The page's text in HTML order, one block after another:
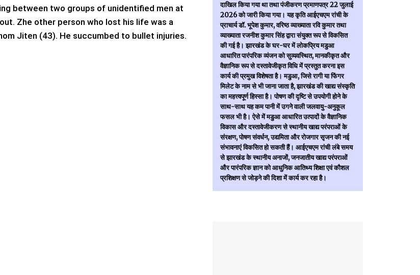
between two groups of unidentified men at
Zhe other person who lost his life was a
Jiten (43). He succumbed to bullet injuries.
दाखिल किया गया था तथा पंजीकरण प्रमाणपत्र 22 जुलाई
2026 को जारी किया गया। यह कृति आईएचएम रांची के
प्राचार्य डॉ. भूपेश कुमार, वरिष्ठ व्याख्याता रवि कुमार तथा
व्याख्याता रजनीश कुमार सिंह द्वारा संयुक्त रूप से विकसित
की गई है। झारखंड के घर-घर में लोकप्रिय मडुआ
आधारित पारंपरिक व्यंजन को सुव्यवस्थित, मानकीकृत और
वैज्ञानिक रूप से दस्तावेजीकृत विधि में प्रस्तुत करना इस
कार्य की प्रमुख विशेषता है। मडुआ, जिसे रागी या फिंगर
मिलेट के नाम से भी जाना जाता है, झारखंड की खाद्य संस्कृति
का महत्त्वपूर्ण हिस्सा है। पोषण की दृष्टि से उपयोगी होने के
साथ-साथ यह कम पानी में उगने वाली जलवायु-अनुकूल
फसल भी है। ऐसे में मडुआ आधारित उत्पादों के वैज्ञानिक
विकास और दस्तावेजीकरण से स्थानीय खाद्य परंपराओं के
संरक्षण, पोषण संवर्धन, उद्यमिता और रोजगार सृजन की नई
संभावनाएं विकसित हो सकती हैं। आईएचएम रांची लंबे समय
से झारखंड के स्थानीय अनाजों, जनजातीय खाद्य परंपराओं
और पारंपरिक ज्ञान को आधुनिक आतिथ्य शिक्षा एवं कौशल
प्रशिक्षण से जोड़ने की दिशा में कार्य कर रहा है।